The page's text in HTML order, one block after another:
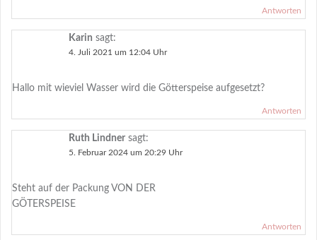
Antworten
Karin sagt:
4. Juli 2021 um 12:04 Uhr
Hallo mit wieviel Wasser wird die Götterspeise aufgesetzt?
Antworten
Ruth Lindner sagt:
5. Februar 2024 um 20:29 Uhr
Steht auf der Packung VON DER
GÖTERSPEISE
Antworten